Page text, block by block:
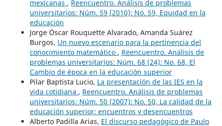
mexicanas , Reencuentro. Análisis de problemas
universitarios: Núm. 59 (2010): No. 59, Equidad en la
educación
Jorge Óscar Rouquette Alvarado, Amanda Suárez
Burgos, Un nuevo escenario para la pertinencia del
conocimiento matemático , Reencuentro. Análisis de
problemas universitarios: Núm. 68 (24): No. 68, El
Cambio de época en la educación superior
Pilar Baptista Lucio, La presentación de las IES en la
vida cotidiana , Reencuentro. Análisis de problemas
universitarios: Núm. 50 (2007): No. 50, La calidad de la
educación superior: encuentros y desencuentros
Alberto Padilla Arias, El discurso pedagógico de Paulo